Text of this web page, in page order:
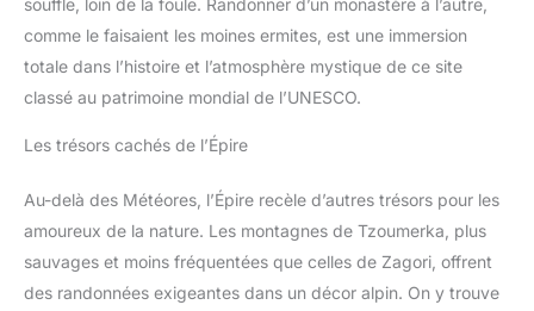
comme le faisaient les moines ermites, est une immersion
totale dans l’histoire et l’atmosphère mystique de ce site
classé au patrimoine mondial de l’UNESCO.
Les trésors cachés de l’Épire
Au-delà des Météores, l’Épire recèle d’autres trésors pour les
amoureux de la nature. Les montagnes de Tzoumerka, plus
sauvages et moins fréquentées que celles de Zagori, offrent
des randonnées exigeantes dans un décor alpin. On y trouve